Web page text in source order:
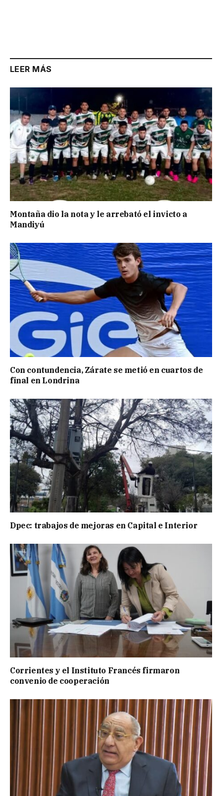
LEER MÁS
Montaña dio la nota y le arrebató el invicto a
Mandiyú
Con contundencia, Zárate se metió en cuartos de
final en Londrina
Dpec: trabajos de mejoras en Capital e Interior
Corrientes y el Instituto Francés firmaron
convenio de cooperación